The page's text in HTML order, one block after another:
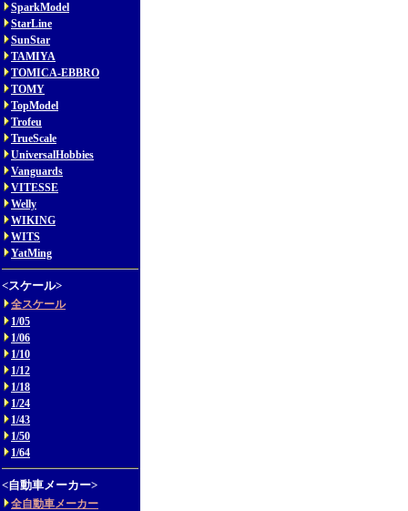
SparkModel
StarLine
SunStar
TAMIYA
TOMICA-EBBRO
TOMY
TopModel
Trofeu
TrueScale
UniversalHobbies
Vanguards
VITESSE
Welly
WIKING
WITS
YatMing
<スケール>
全スケール
1/05
1/06
1/10
1/12
1/18
1/24
1/43
1/50
1/64
<自動車メーカー>
全自動車メーカー